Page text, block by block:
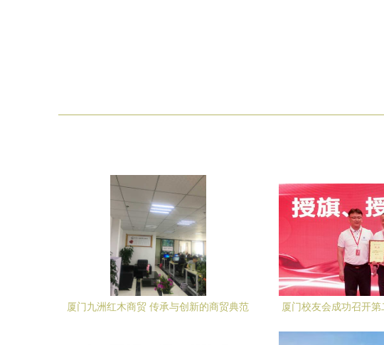
厦门九洲红木商贸 传承与创新的商贸典范
厦门校友会成功召开